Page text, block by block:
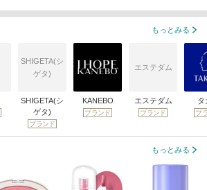
もっとみる
SHIGETA(シ
ゲタ)
SHIGETA(シ
ゲタ)
ブランド
KANEBO
ブランド
エステダム
エステダム
ブランド
タ
ブ
もっとみる